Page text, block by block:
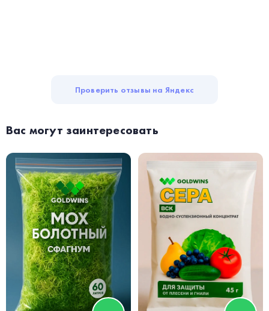
Проверить отзывы на Яндекс
Вас могут заинтересовать